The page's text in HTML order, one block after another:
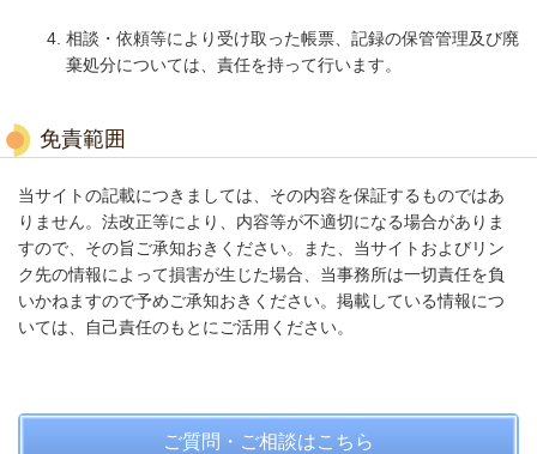
相談・依頼等により受け取った帳票、記録の保管管理及び廃
棄処分については、責任を持って行います。
免責範囲
当サイトの記載につきましては、その内容を保証するものではあ
りません。法改正等により、内容等が不適切になる場合がありま
すので、その旨ご承知おきください。
また、当サイトおよびリン
ク先の情報によって損害が生じた場合、当事務所は一切責任を負
いかねますので予めご承知おきください。 掲載している情報につ
いては、自己責任のもとにご活用ください。
ご質問・ご相談はこちら